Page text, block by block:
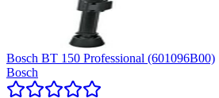
Bosch BT 150 Professional (601096B00)
Bosch